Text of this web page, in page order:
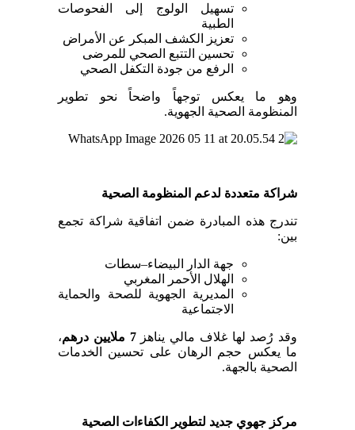
تسهيل الولوج إلى الفحوصات
الطبية
تعزيز الكشف المبكر عن الأمراض
تحسين التتبع الصحي للمرضى
الرفع من جودة التكفل الصحي
وهو ما يعكس توجهاً واضحاً نحو تطوير
المنظومة الصحية الجهوية.
شراكة متعددة لدعم المنظومة الصحية
تندرج هذه المبادرة ضمن اتفاقية شراكة تجمع
بين:
جهة الدار البيضاء–سطات
الهلال الأحمر المغربي
المديرية الجهوية للصحة والحماية
الاجتماعية
وقد رُصد لها غلاف مالي يناهز7 ملايين درهم،
ما يعكس حجم الرهان على تحسين الخدمات
الصحية بالجهة.
مركز جهوي جديد لتطوير الكفاءات الصحية